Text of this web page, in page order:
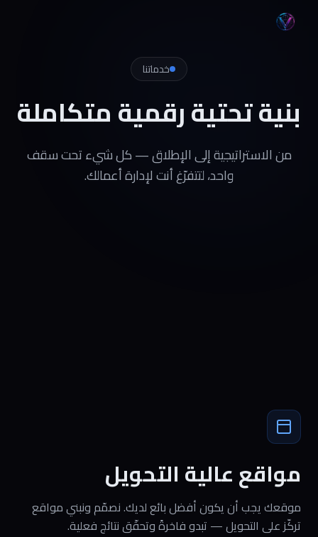
خدماتنا
بنيةتحتيةرقميةمتكاملة
من الاستراتيجية إلى الإطلاق — كل شيء تحت سقف
واحد، لتتفرّغ أنت لإدارة أعمالك.
مواقع عالية التحويل
موقعك يجب أن يكون أفضل بائع لديك. نصمّم ونبني مواقع
تركّز على التحويل — تبدو فاخرةً وتحقّق نتائج فعلية.